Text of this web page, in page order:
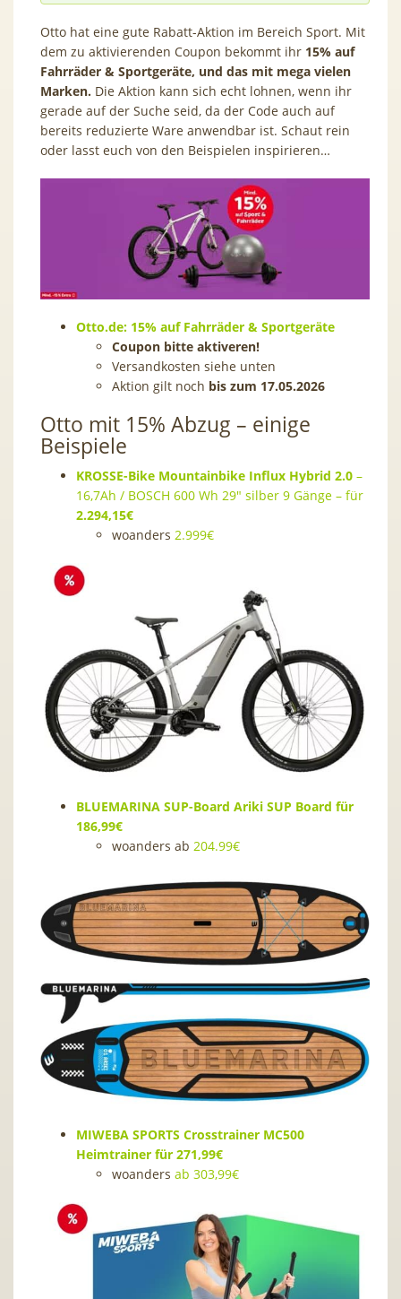
Otto hat eine gute Rabatt-Aktion im Bereich Sport. Mit
dem zu aktivierenden Coupon bekommt ihr 15% auf
Fahrräder & Sportgeräte, und das mit mega vielen
Marken. Die Aktion kann sich echt lohnen, wenn ihr
gerade auf der Suche seid, da der Code auch auf
bereits reduzierte Ware anwendbar ist. Schaut rein
oder lasst euch von den Beispielen inspirieren…
Otto.de: 15% auf Fahrräder & Sportgeräte
Coupon bitte aktiveren!
Versandkosten siehe unten
Aktion gilt noch bis zum 17.05.2026
Otto mit 15% Abzug – einige
Beispiele
KROSSE-Bike Mountainbike Influx Hybrid 2.0 –
16,7Ah / BOSCH 600 Wh 29″ silber 9 Gänge – für
2.294,15€
woanders 2.999€
BLUEMARINA SUP-Board Ariki SUP Board für
186,99€
woanders ab 204.99€
MIWEBA SPORTS Crosstrainer MC500
Heimtrainer für 271,99€
woanders ab 303,99€